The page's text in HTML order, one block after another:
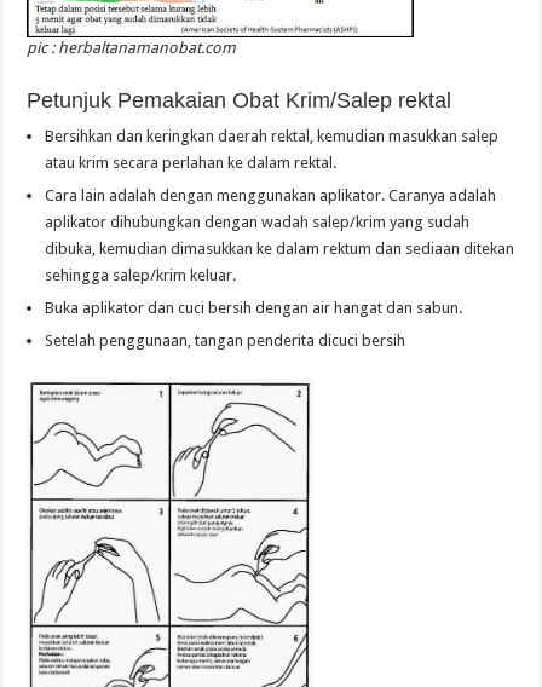
pic : herbaltanamanobat.com
Petunjuk Pemakaian Obat Krim/Salep rektal
Bersihkan dan keringkan daerah rektal, kemudian masukkan salep
atau krim secara perlahan ke dalam rektal.
Cara lain adalah dengan menggunakan aplikator. Caranya adalah
aplikator dihubungkan dengan wadah salep/krim yang sudah
dibuka, kemudian dimasukkan ke dalam rektum dan sediaan ditekan
sehingga salep/krim keluar.
Buka aplikator dan cuci bersih dengan air hangat dan sabun.
Setelah penggunaan, tangan penderita dicuci bersih